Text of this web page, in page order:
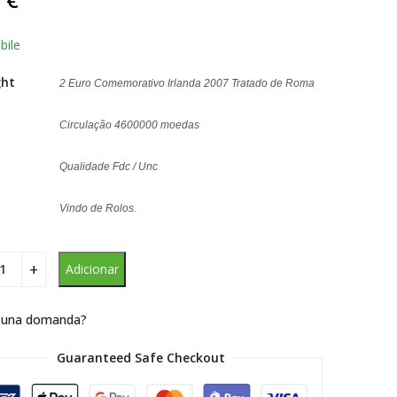
2 Euro Comemorativo Irlanda 2007 Tratado de Roma
Circulação 4600000 moedas
Qualidade Fdc / Unc
Vindo de Rolos.
Adicionar
domanda?
Guaranteed Safe Checkout